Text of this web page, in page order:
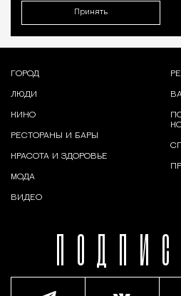
Принять
ГОРОД
ЛЮДИ
КИНО
РЕСТОРАНЫ И БАРЫ
КРАСОТА И ЗДОРОВЬЕ
МОДА
ВИДЕО